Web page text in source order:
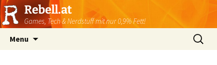
Rebell.at
Games, Tech & Nerdstuff mit nur 0,9% Fett!
Menu
Suchen
nach: